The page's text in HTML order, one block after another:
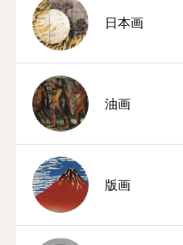
日本画
油画
版画